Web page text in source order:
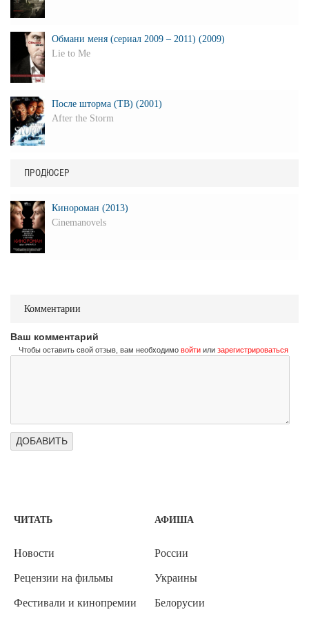
Обмани меня (сериал 2009 – 2011) (2009)
Lie to Me
После шторма (ТВ) (2001)
After the Storm
ПРОДЮСЕР
Кинороман (2013)
Cinemanovels
Комментарии
Ваш комментарий
Чтобы оставить свой отзыв, вам необходимо войти или зарегистрироваться
ЧИТАТЬ
Новости
Рецензии на фильмы
Фестивали и кинопремии
АФИША
России
Украины
Белорусии